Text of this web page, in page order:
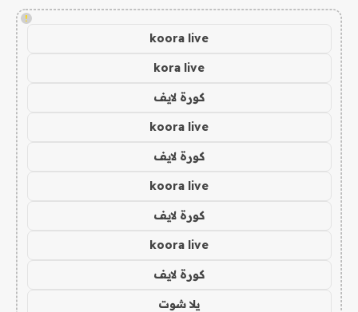
!
koora live
kora live
كورة لايف
koora live
كورة لايف
koora live
كورة لايف
koora live
كورة لايف
يلا شوت